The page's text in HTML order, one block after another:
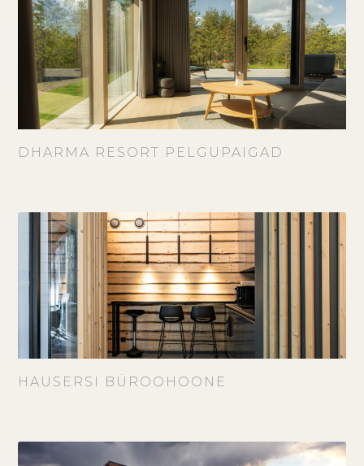
DHARMA RESORT PELGUPAIGAD
HAUSERSI BÜROOHOONE